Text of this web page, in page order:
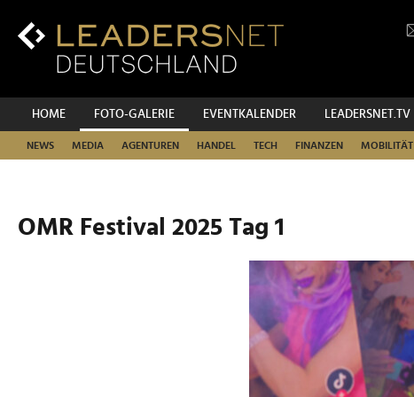
Inhalt
Hauptnavigation
HOME FOTO-GALERIE EVENTKALENDER LEADERSNET.TV
NEWS MEDIA AGENTUREN HANDEL TECH FINANZEN MOBILITÄT
OMR Festival 2025 Tag 1